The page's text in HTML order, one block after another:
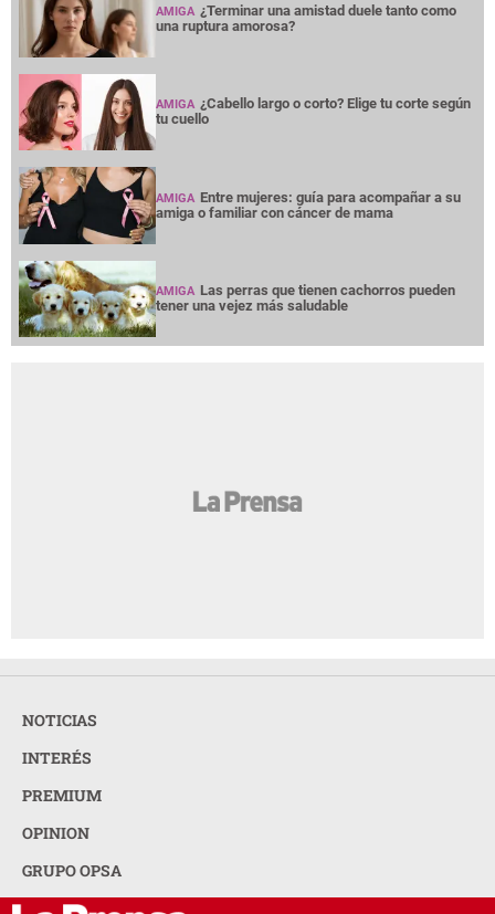
AMIGA ¿Terminar una amistad duele tanto como
una ruptura amorosa?
AMIGA ¿Cabello largo o corto? Elige tu corte según
tu cuello
AMIGA Entre mujeres: guía para acompañar a su
amiga o familiar con cáncer de mama
AMIGA Las perras que tienen cachorros pueden
tener una vejez más saludable
NOTICIAS
INTERÉS
PREMIUM
OPINION
GRUPO OPSA